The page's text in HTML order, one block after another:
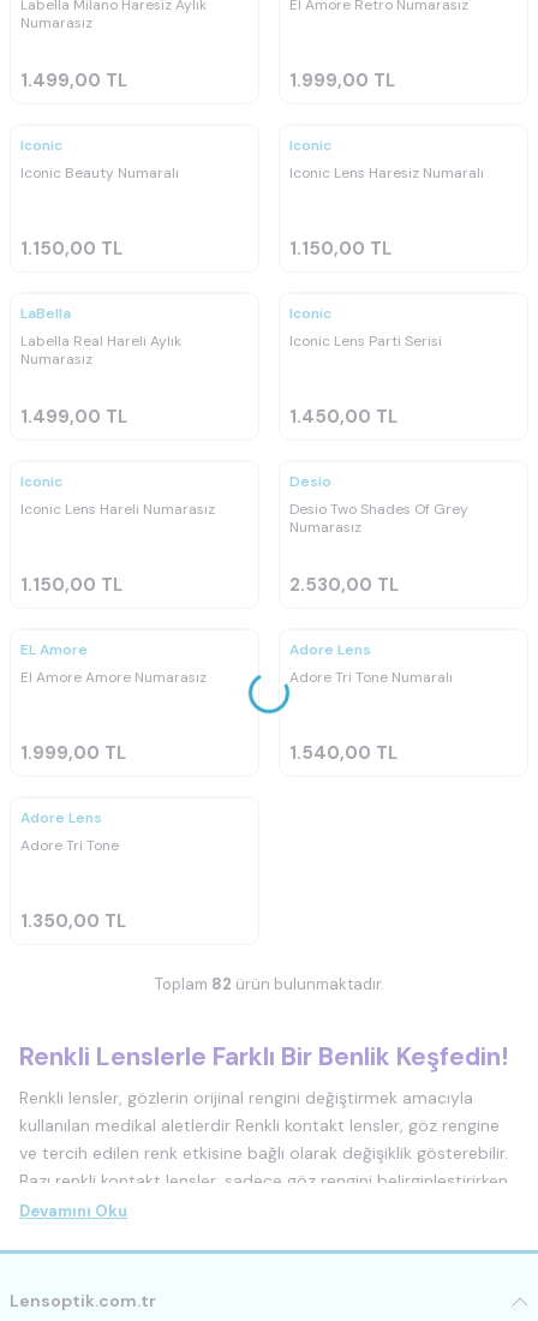
Labella Milano Haresiz Aylık
Numarasız
1.499,00 TL
El Amore Retro Numarasız
1.999,00 TL
Ücretsiz
Iconic
Iconic Beauty Numaralı
1.150,00 TL
Ücretsiz
Iconic
Iconic Lens Haresiz Numaralı
1.150,00 TL
Ücretsiz
LaBella
Labella Real Hareli Aylık
Numarasız
1.499,00 TL
Ücretsiz
Iconic
Iconic Lens Parti Serisi
1.450,00 TL
Ücretsiz
Iconic
Iconic Lens Hareli Numarasız
1.150,00 TL
Ücretsiz
Desio
Desio Two Shades Of Grey
Numarasız
2.530,00 TL
Ücretsiz
EL Amore
El Amore Amore Numarasız
1.999,00 TL
Ücretsiz
Adore Lens
Adore Tri Tone Numaralı
1.540,00 TL
Ücretsiz
Adore Lens
Adore Tri Tone
1.350,00 TL
Toplam 82 ürün bulunmaktadır.
Renkli Lenslerle Farklı Bir Benlik Keşfedin!
Renkli lensler, gözlerin orijinal rengini değiştirmek amacıyla
kullanılan medikal aletlerdir Renkli kontakt lensler, göz rengine
ve tercih edilen renk etkisine bağlı olarak değişiklik gösterebilir.
Bazı renkli kontakt lensler, sadece göz rengini belirginleştirirken,
diğerleri tamamen yeni bir renk sağlar.
Renkli lensler, genellikle yumuşak lensler veya sert lensler olarak
ve daha rahat bir kullanım sağlar. Sert lensler ise daha
Devamını Oku
Lensoptik.com.tr